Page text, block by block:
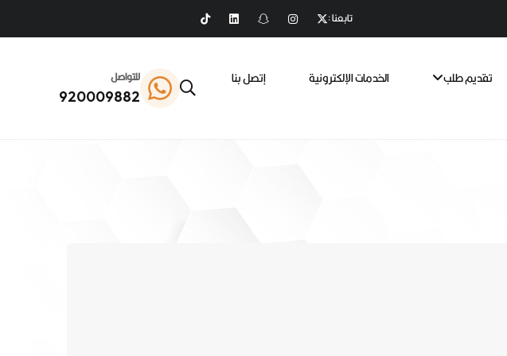
تابعنا :
تقديم طلب الخدمات الإلكترونية
إتصل بنا
للتواصل
920009882